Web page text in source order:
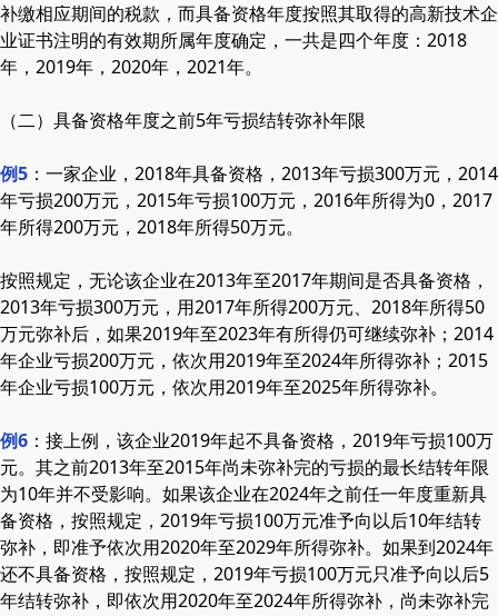
补缴相应期间的税款，而具备资格年度按照其取得的高新技术企
业证书注明的有效期所属年度确定，一共是四个年度：2018
年，2019年，2020年，2021年。
（二）具备资格年度之前5年亏损结转弥补年限
例5 ：一家企业，2018年具备资格，2013年亏损300万元，2014
年亏损200万元，2015年亏损100万元，2016年所得为0，2017
年所得200万元，2018年所得50万元。
按照规定，无论该企业在2013年至2017年期间是否具备资格，
2013年亏损300万元，用2017年所得200万元、2018年所得50
万元弥补后，如果2019年至2023年有所得仍可继续弥补；2014
年企业亏损200万元，依次用2019年至2024年所得弥补；2015
年企业亏损100万元，依次用2019年至2025年所得弥补。
例6 ：接上例，该企业2019年起不具备资格，2019年亏损100万
元。其之前2013年至2015年尚未弥补完的亏损的最长结转年限
为10年并不受影响。如果该企业在2024年之前任一年度重新具
备资格，按照规定，2019年亏损100万元准予向以后10年结转
弥补，即准予依次用2020年至2029年所得弥补。如果到2024年
还不具备资格，按照规定，2019年亏损100万元只准予向以后5
年结转弥补，即依次用2020年至2024年所得弥补，尚未弥补完